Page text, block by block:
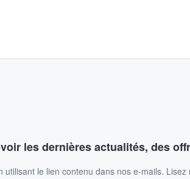
les dernières actualités, des
le lien contenu dans nos e-mails. Lisez